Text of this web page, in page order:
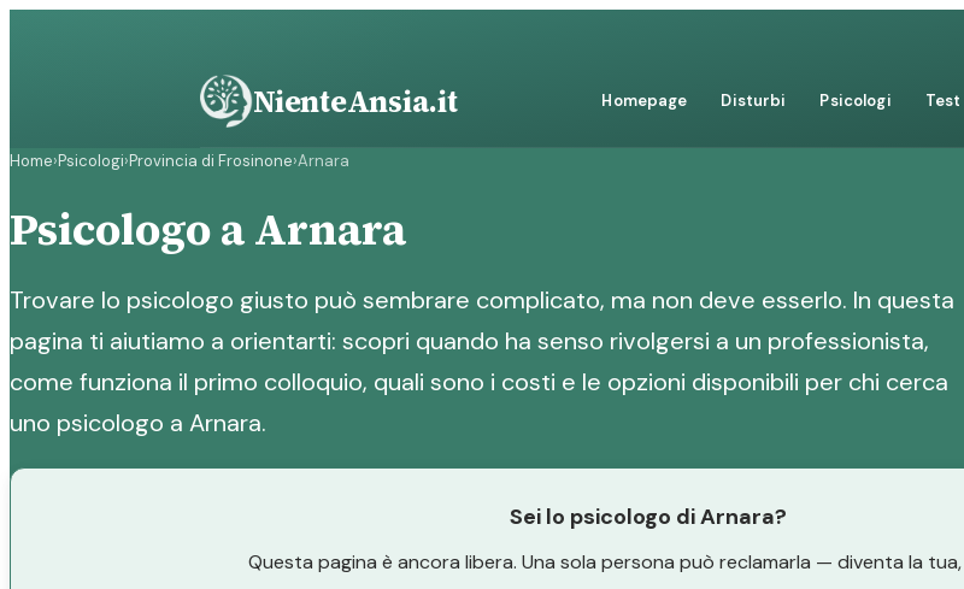
NienteAnsia.it Homepage Disturbi Psicologi Test
Home›Psicologi›Provincia di Frosinone›Arnara
Psicologo a Arnara
Trovare lo psicologo giusto può sembrare complicato, ma non deve esserlo. In questa
pagina ti aiutiamo a orientarti: scopri quando ha senso rivolgersi a un professionista,
come funziona il primo colloquio, quali sono i costi e le opzioni disponibili per chi cerca
uno psicologo a Arnara.
Sei lo psicologo di Arnara?
Questa pagina è ancora libera. Una sola persona può reclamarla — diventa la tua,